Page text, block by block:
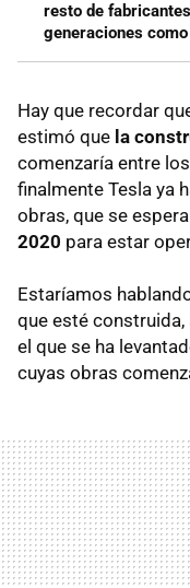
resto de
generaciones
Hay que recordar
estimó que la
comenzaría entre
finalmente Tesla ya
obras, que se
2020 para estar
Estaríamos
que esté
el que se ha
cuyas obras